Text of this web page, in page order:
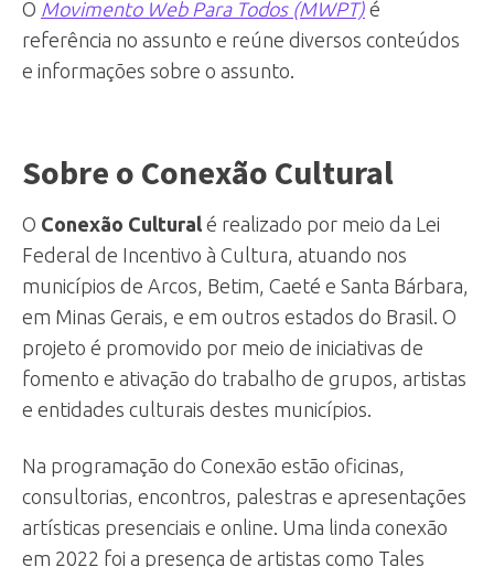
O Movimento Web Para Todos (MWPT) é
referência no assunto e reúne diversos conteúdos
e informações sobre o assunto.
Sobre o Conexão Cultural
O Conexão Cultural é realizado por meio da Lei
Federal de Incentivo à Cultura, atuando nos
municípios de Arcos, Betim, Caeté e Santa Bárbara,
em Minas Gerais, e em outros estados do Brasil. O
projeto é promovido por meio de iniciativas de
fomento e ativação do trabalho de grupos, artistas
e entidades culturais destes municípios.
Na programação do Conexão estão oficinas,
consultorias, encontros, palestras e apresentações
artísticas presenciais e online. Uma linda conexão
em 2022 foi a presença de artistas como Tales